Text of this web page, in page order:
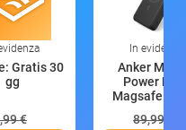
Gratis 30
gg
€
In evidenza
Anker
Power
Magsafe
89,99 €